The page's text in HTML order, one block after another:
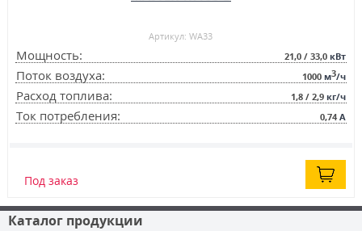
Артикул: WA33
Мощность: 21,0 / 33,0 кВт
Поток воздуха: 1000 м3/ч
Расход топлива: 1,8 / 2,9 кг/ч
Ток потребления: 0,74 А
Под заказ
Каталог продукции